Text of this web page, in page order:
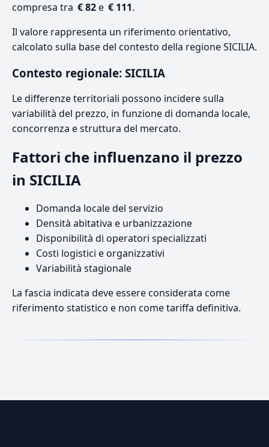
compresa tra € 82e € 111.
Il valore rappresenta un riferimento orientativo,
calcolato sulla base del contesto della regione SICILIA.
Contesto regionale: SICILIA
Le differenze territoriali possono incidere sulla
variabilità del prezzo, in funzione di domanda locale,
concorrenza e struttura del mercato.
Fattori che influenzano il prezzo
in SICILIA
Domanda locale del servizio
Densità abitativa e urbanizzazione
Disponibilità di operatori specializzati
Costi logistici e organizzativi
Variabilità stagionale
La fascia indicata deve essere considerata come
riferimento statistico e non come tariffa definitiva.